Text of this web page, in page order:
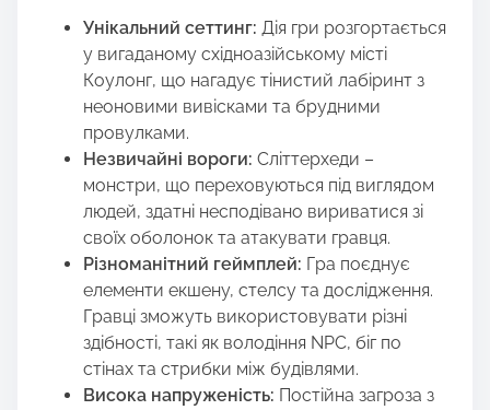
Унікальний сеттинг: Дія гри розгортається
у вигаданому східноазійському місті
Коулонг, що нагадує тінистий лабіринт з
неоновими вивісками та брудними
провулками.
Незвичайні вороги: Сліттерхеди –
монстри, що переховуються під виглядом
людей, здатні несподівано вириватися зі
своїх оболонок та атакувати гравця.
Різноманітний геймплей: Гра поєднує
елементи екшену, стелсу та дослідження.
Гравці зможуть використовувати різні
здібності, такі як володіння NPC, біг по
стінах та стрибки між будівлями.
Висока напруженість: Постійна загроза з